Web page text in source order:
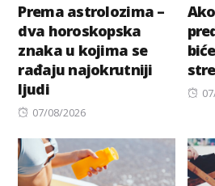
Prema astrolozima –
dva horoskopska
znaka u kojima se
rađaju najokrutniji
ljudi
Posted
07/08/2026